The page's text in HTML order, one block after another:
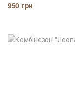
950 грн